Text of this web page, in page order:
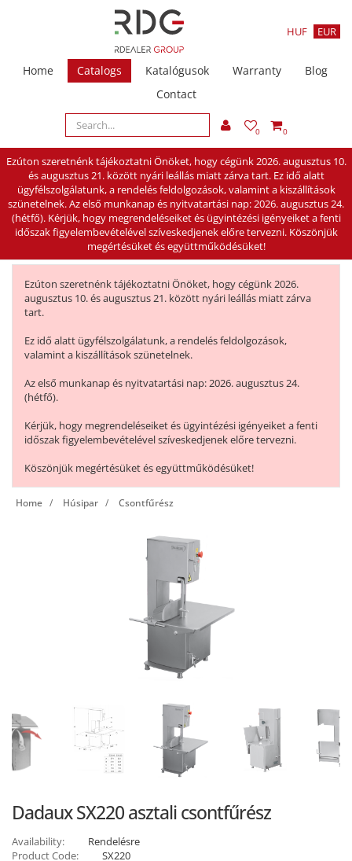
HUF EUR
Home Catalogs Katalógusok Warranty
Blog
Contact
0 0
Ezúton szeretnénk tájékoztatni Önöket, hogy cégünk 2026. augusztus 10.
és augusztus 21. között nyári leállás miatt zárva tart. Ez idő alatt
ügyfélszolgálatunk, a rendelés feldolgozások, valamint a kiszállítások
szünetelnek. Az első munkanap és nyitvatartási nap: 2026. augusztus 24.
(hétfő). Kérjük, hogy megrendeléseiket és ügyintézési igényeiket a fenti
időszak figyelembevételével szíveskedjenek előre tervezni. Köszönjük
megértésüket és együttműködésüket!
Ezúton szeretnénk tájékoztatni Önöket, hogy cégünk 2026.
augusztus 10. és augusztus 21. között nyári leállás miatt zárva
tart.
Ez idő alatt ügyfélszolgálatunk, a rendelés feldolgozások,
valamint a kiszállítások szünetelnek.
Az első munkanap és nyitvatartási nap: 2026. augusztus 24.
(hétfő).
Kérjük, hogy megrendeléseiket és ügyintézési igényeiket a fenti
időszak figyelembevételével szíveskedjenek előre tervezni.
Köszönjük megértésüket és együttműködésüket!
Home Húsipar Csontfűrész
Dadaux SX220 asztali csontfűrész
Availability:
Rendelésre
Product Code:
SX220